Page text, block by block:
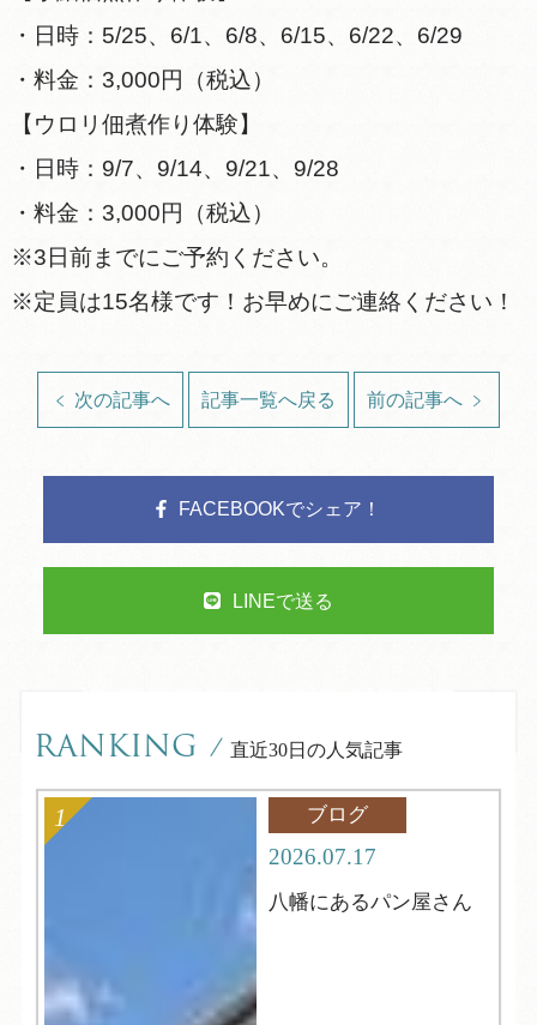
・日時：5/25、6/1、6/8、6/15、6/22、6/29
・料金：3,000円（税込）
【ウロリ佃煮作り体験】
・日時：9/7、9/14、9/21、9/28
・料金：3,000円（税込）
※3日前までにご予約ください。
※定員は15名様です！お早めにご連絡ください！
次の記事へ 記事一覧へ戻る 前の記事へ
FACEBOOKでシェア！
LINEで送る
RANKING / 直近30日の人気記事
ブログ
2026.07.17
八幡にあるパン屋さん